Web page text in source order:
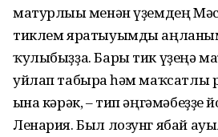
матурлығы менән үҙемдең
тиклем яратыуымды
ҡулыбыҙҙа. Бары тик үҙеңә
уйлап табырға һәм маҡсатлы
ғына кәрәк, – тип әңгәмәбеҙҙе
Ленария. Был лозунг ябай